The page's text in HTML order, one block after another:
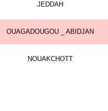
JEDDAH
OUAGADOUGOU _ ABIDJAN
NOUAKCHOTT